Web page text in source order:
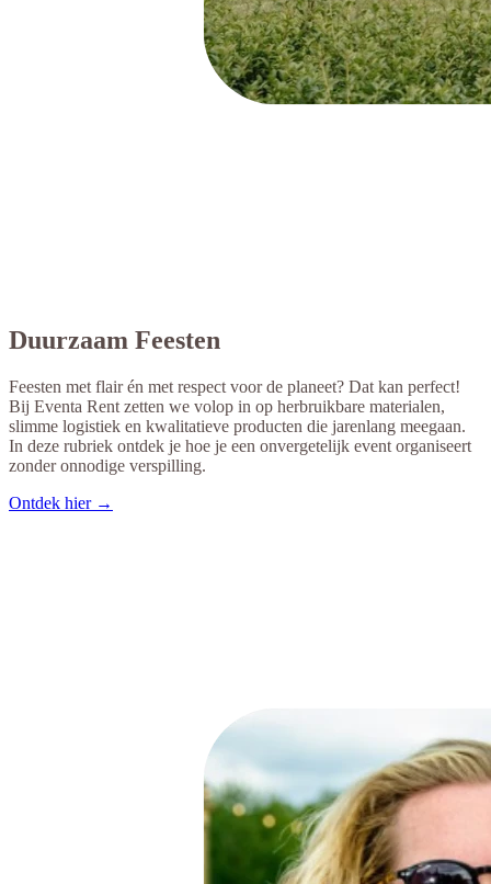
Duurzaam Feesten
Feesten met flair én met respect voor de planeet? Dat kan perfect!
Bij Eventa Rent zetten we volop in op herbruikbare materialen,
slimme logistiek en kwalitatieve producten die jarenlang meegaan.
In deze rubriek ontdek je hoe je een onvergetelijk event organiseert
zonder onnodige verspilling.
Ontdek hier →